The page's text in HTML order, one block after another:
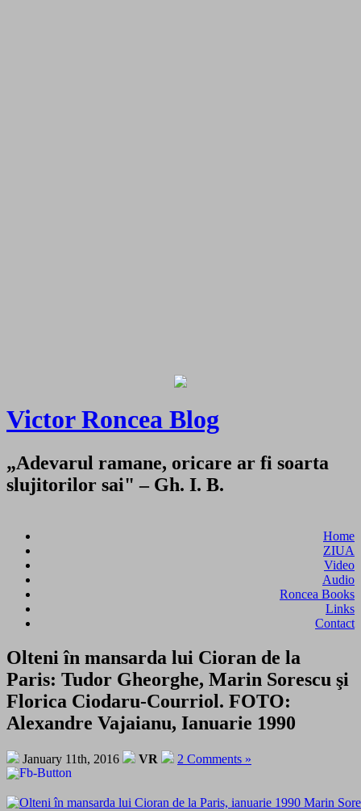
Victor Roncea Blog
„Adevarul ramane, oricare ar fi soarta
slujitorilor sai" – Gh. I. B.
Home
ZIUA
Video
Audio
Roncea Books
Links
Contact
Olteni în mansarda lui Cioran de la
Paris: Tudor Gheorghe, Marin Sorescu şi
Florica Ciodaru-Courriol. FOTO:
Alexandre Vajaianu, Ianuarie 1990
January 11th, 2016 VR 2 Comments »